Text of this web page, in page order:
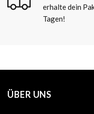
erhalte dein
Tagen!
ÜBER UNS